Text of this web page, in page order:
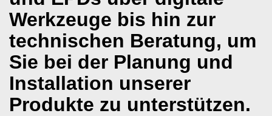
Werkzeuge bis hin zur
technischen Beratung, um
Sie bei der Planung und
Installation unserer
Produkte zu unterstützen.